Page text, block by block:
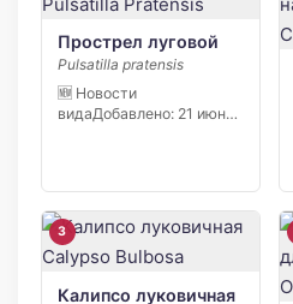
Прострел луговой
Pulsatilla pratensis
🆕 Новости
видаДобавлено: 21 июня
3
Калипсо луковичная